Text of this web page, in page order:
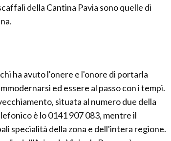
della Cantina Pavia sono quelle di
ha avuto l'onere e l'onore di portarla
ed essere al passo con i tempi.
situata al numero due della
è lo 0141 907 083, mentre il
specialità della zona e dell'intera regione.